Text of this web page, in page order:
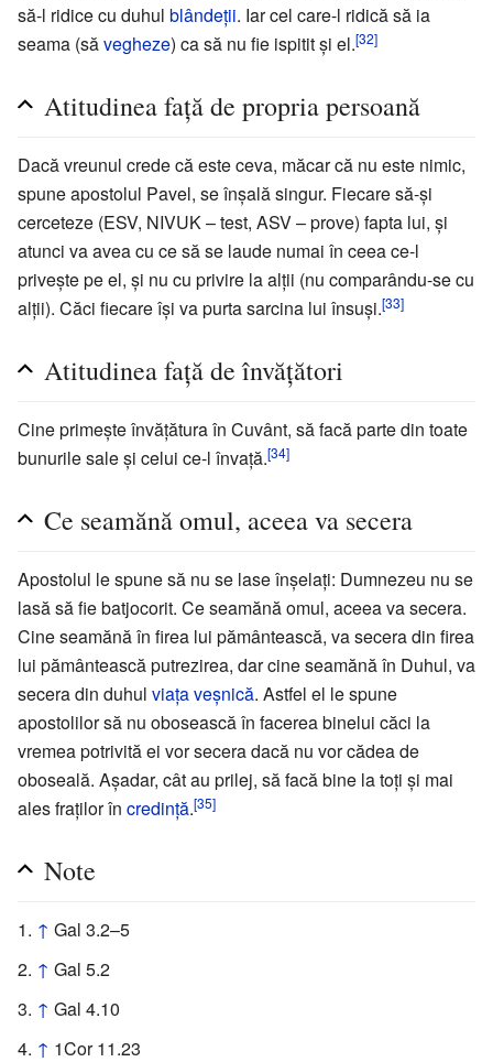
să-l ridice cu duhul blândeții. Iar cel care-l ridică să ia
seama (săvegheze) ca să nu fie ispitit și el.[32]
Atitudinea față de propria persoană
Dacă vreunul crede că este ceva, măcar că nu este nimic,
spune apostolul Pavel, se înșală singur. Fiecare să-și
cerceteze (ESV, NIVUK – test, ASV – prove) fapta lui, și
atunci va avea cu ce să se laude numai în ceea ce-l
privește pe el, și nu cu privire la alții (nu comparându-se cu
alții). Căci fiecare își va purta sarcina lui însuși.[33]
Atitudinea față de învățători
Cine primește învățătura în Cuvânt, să facă parte din toate
bunurile sale și celui ce-l învață.[34]
Ce seamănă omul, aceea va secera
Apostolul le spune să nu se lase înșelați: Dumnezeu nu se
lasă să fie batjocorit. Ce seamănă omul, aceea va secera.
Cine seamănă în firea lui pământească, va secera din firea
lui pământească putrezirea, dar cine seamănă în Duhul, va
secera din duhul viața veșnică. Astfel el le spune
apostolilor să nu obosească în facerea binelui căci la
vremea potrivită ei vor secera dacă nu vor cădea de
oboseală. Așadar, cât au prilej, să facă bine la toți și mai
ales fraților în credință.[35]
Note
↑ Gal 3.2–5
↑ Gal 5.2
↑ Gal 4.10
↑ 1Cor 11.23